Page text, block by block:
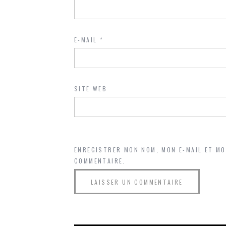
E-MAIL *
SITE WEB
ENREGISTRER MON NOM, MON E-MAIL ET
COMMENTAIRE.